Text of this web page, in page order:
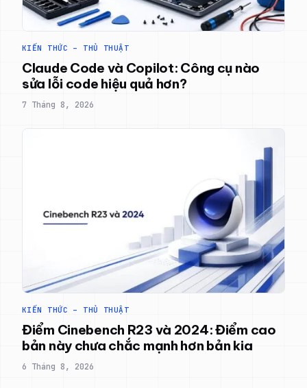
KIẾN THỨC – THỦ THUẬT
Claude Code và Copilot: Công cụ nào
sửa lỗi code hiệu quả hơn?
7 Tháng 8, 2026
KIẾN THỨC – THỦ THUẬT
Điểm Cinebench R23 và 2024: Điểm cao
bản này chưa chắc mạnh hơn bản kia
6 Tháng 8, 2026